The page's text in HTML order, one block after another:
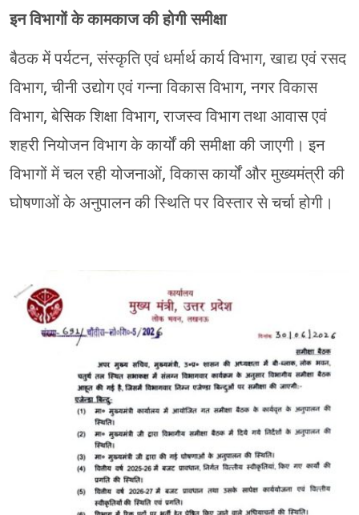
इन विभागों के कामकाज की होगी समीक्षा
बैठक में पर्यटन, संस्कृति एवं धर्मार्थ कार्य विभाग, खाद्य एवं रसद
विभाग, चीनी उद्योग एवं गन्ना विकास विभाग, नगर विकास
विभाग, बेसिक शिक्षा विभाग, राजस्व विभाग तथा आवास एवं
शहरी नियोजन विभाग के कार्यों की समीक्षा की जाएगी। इन
विभागों में चल रही योजनाओं, विकास कार्यों और मुख्यमंत्री की
घोषणाओं के अनुपालन की स्थिति पर विस्तार से चर्चा होगी।